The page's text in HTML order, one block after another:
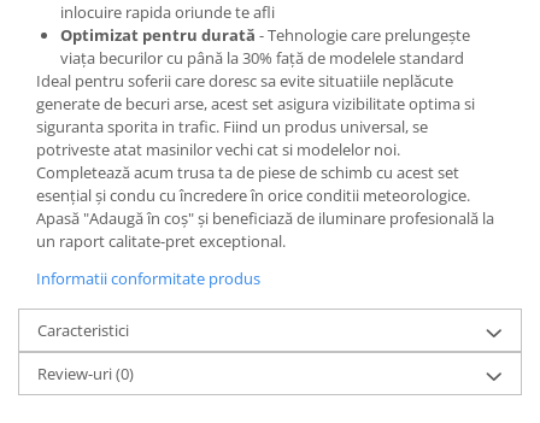
Cabluri Pornire
Produse de Vara
Blog
inlocuire rapida oriunde te afli
Optimizat pentru durată - Tehnologie care prelungește
viața becurilor cu până la 30% față de modelele standard
Ideal pentru soferii care doresc sa evite situatiile neplăcute
generate de becuri arse, acest set asigura vizibilitate optima si
siguranta sporita in trafic. Fiind un produs universal, se
potriveste atat masinilor vechi cat si modelelor noi.
Completează acum trusa ta de piese de schimb cu acest set
esențial și condu cu încredere în orice conditii meteorologice.
Apasă "Adaugă în coș" și beneficiază de iluminare profesională la
un raport calitate-pret exceptional.
Informatii conformitate produs
Caracteristici
Review-uri(0)